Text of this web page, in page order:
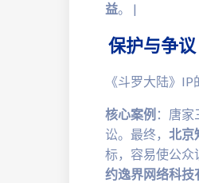
益。 |
️ 保护与争议
《斗罗大陆》
核心案例 ：唐
讼。最终， 北京
标，容易使公众
约逸界网络科技